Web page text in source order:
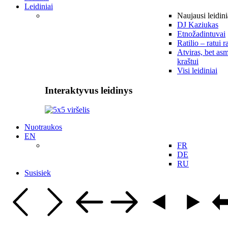
Leidiniai
Naujausi
DJ Kaziukas
Etnožadintuvai
Ratilio – ratui
Atviras, bet
kraštui
Visi leidiniai
Interaktyvus leidinys
Nuotraukos
EN
FR
DE
RU
Susisiek